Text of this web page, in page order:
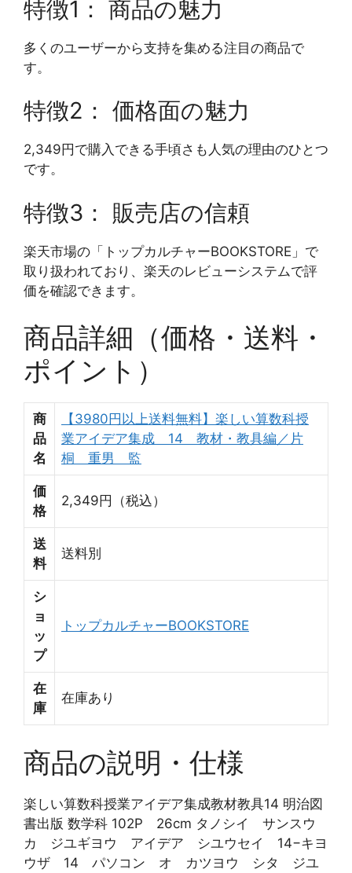
特徴1： 商品の魅力
多くのユーザーから支持を集める注目の商品で
す。
特徴2： 価格面の魅力
2,349円で購入できる手頃さも人気の理由のひとつ
です。
特徴3： 販売店の信頼
楽天市場の「トップカルチャーBOOKSTORE」で
取り扱われており、楽天のレビューシステムで評
価を確認できます。
商品詳細（価格・送料・
ポイント）
商
品
名
【3980円以上送料無料】楽しい算数科授
業アイデア集成 14 教材・教具編／片
桐 重男 監
価
格
2,349円（税込）
送
料
送料別
シ
ョ
ッ
プ
トップカルチャーBOOKSTORE
在
庫
在庫あり
商品の説明・仕様
楽しい算数科授業アイデア集成教材教具14 明治図
書出版 数学科 102P 26cm タノシイ サンスウ
カ ジユギヨウ アイデア シユウセイ 14−キヨ
ウザ 14 パソコン オ カツヨウ シタ ジユ